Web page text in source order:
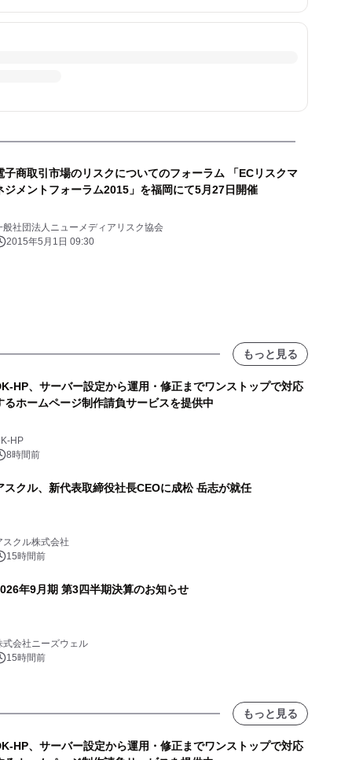
子商取引市場のリスクについてのフォーラム 「ECリスクマ
ジメントフォーラム2015」を福岡にて5月27日開催
般社団法人ニューメディアリスク協会
2015年5月1日 09:30
もっと見る
HP、サーバー設定から運用・修正までワンストップで対応
るホームページ制作請負サービスを提供中
HP
8時間前
スクル、新代表取締役社長CEOに成松 岳志が就任
スクル株式会社
15時間前
年9月期 第3四半期決算のお知らせ
式会社ニーズウェル
15時間前
もっと見る
HP、サーバー設定から運用・修正までワンストップで対応